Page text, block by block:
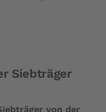
Siebträger
von der